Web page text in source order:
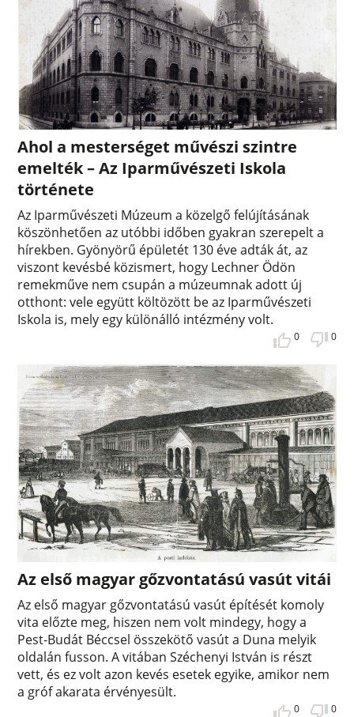
Ahol a mesterséget művészi szintre
emelték – Az Iparművészeti Iskola
története
Az Iparművészeti Múzeum a közelgő felújításának
köszönhetően az utóbbi időben gyakran szerepelt a
hírekben. Gyönyörű épületét 130 éve adták át, az
viszont kevésbé közismert, hogy Lechner Ödön
remekműve nem csupán a múzeumnak adott új
otthont: vele együtt költözött be az Iparművészeti
Iskola is, mely egy különálló intézmény volt.
0 0
Az első magyar gőzvontatású vasút vitái
Az első magyar gőzvontatású vasút építését komoly
vita előzte meg, hiszen nem volt mindegy, hogy a
Pest-Budát Béccsel összekötő vasút a Duna melyik
oldalán fusson. A vitában Széchenyi István is részt
vett, és ez volt azon kevés esetek egyike, amikor nem
a gróf akarata érvényesült.
0 0